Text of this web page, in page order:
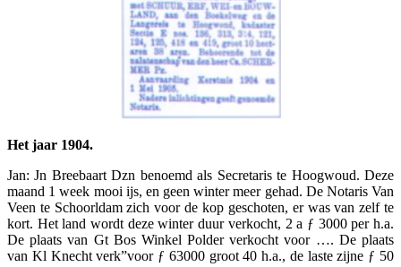
Het jaar 1904.
Jan: Jn Breebaart Dzn benoemd als Secretaris te Hoogwoud. Deze
maand 1 week mooi ijs, en geen winter meer gehad. De Notaris Van
Veen te Schoorldam zich voor de kop geschoten, er was van zelf te
kort. Het land wordt deze winter duur verkocht, 2 a ƒ 3000 per h.a.
De plaats van Gt Bos Winkel Polder verkocht voor …. De plaats
van Kl Knecht verk”voor ƒ 63000 groot 40 h.a., de laste zijne ƒ 50